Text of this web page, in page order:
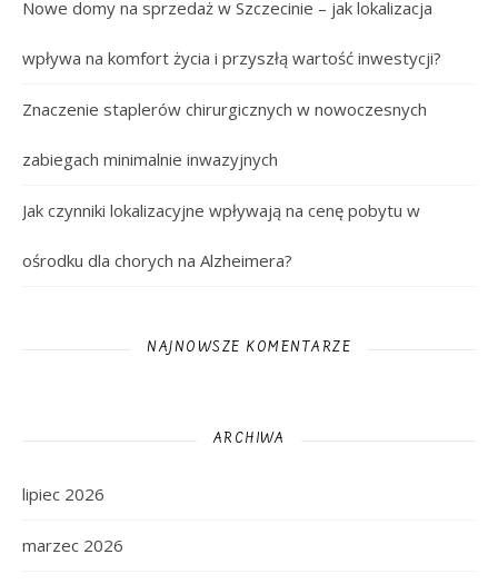
Nowe domy na sprzedaż w Szczecinie – jak lokalizacja
wpływa na komfort życia i przyszłą wartość inwestycji?
Znaczenie staplerów chirurgicznych w nowoczesnych
zabiegach minimalnie inwazyjnych
Jak czynniki lokalizacyjne wpływają na cenę pobytu w
ośrodku dla chorych na Alzheimera?
NAJNOWSZE KOMENTARZE
ARCHIWA
lipiec 2026
marzec 2026